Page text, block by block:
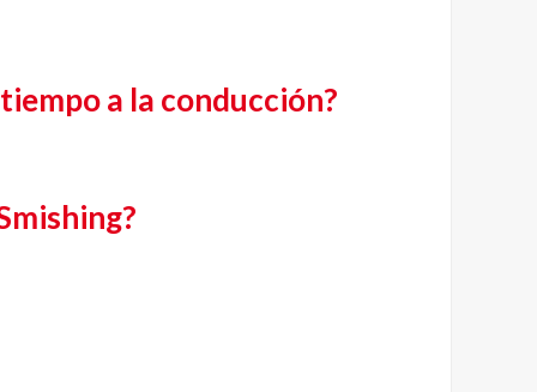
a la conducción?